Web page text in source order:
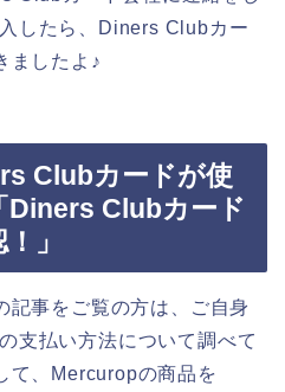
したら、Diners Clubカー
ましたよ♪
Clubカードが使
Diners Clubカード
」
記事をご覧の方は、ご自身
支払い方法について調べて
て、Mercuropの商品を